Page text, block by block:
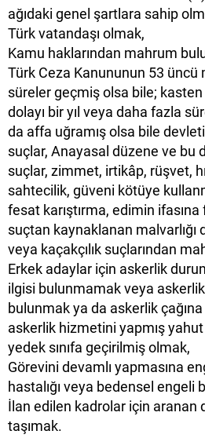
genel şartlara sahip
Türk vatandaşı olmak,
Kamu haklarından mahrum
Türk Ceza Kanununun 53
süreler geçmiş olsa bile;
dolayı bir yıl veya daha fazla
da affa uğramış olsa bile
suçlar, Anayasal düzene ve bu
suçlar, zimmet, irtikâp, rüşvet,
sahtecilik, güveni kötüye
fesat karıştırma, edimin ifasına
suçtan kaynaklanan malvarlığı
veya kaçakçılık suçlarından
Erkek adaylar için askerlik
ilgisi bulunmamak veya
bulunmak ya da askerlik
askerlik hizmetini yapmış
yedek sınıfa geçirilmiş olmak,
Görevini devamlı yapmasına
hastalığı veya bedensel engeli
İlan edilen kadrolar için aranan
taşımak.